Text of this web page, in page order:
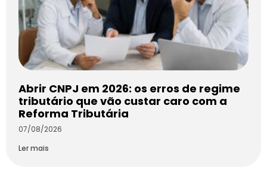
Abrir CNPJ em 2026: os erros de regime
tributário que vão custar caro com a
Reforma Tributária
07/08/2026
Ler mais